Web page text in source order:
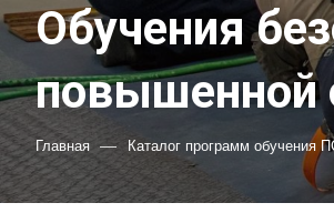
Обучения
повышенной
Главная — Каталог программ обучения